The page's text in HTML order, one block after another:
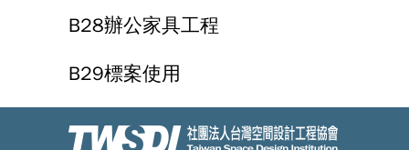
B28辦公家具工程
B29標案使用